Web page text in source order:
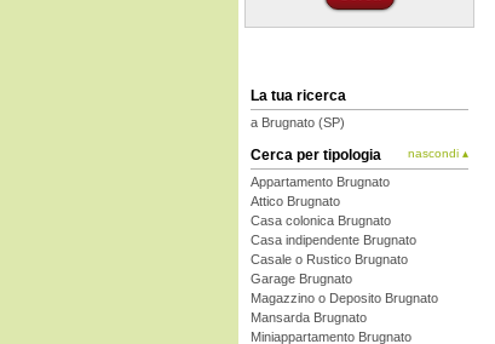
La tua ricerca
a Brugnato (SP)
Cerca per tipologia nascondi ▴
Appartamento Brugnato
Attico Brugnato
Casa colonica Brugnato
Casa indipendente Brugnato
Casale o Rustico Brugnato
Garage Brugnato
Magazzino o Deposito Brugnato
Mansarda Brugnato
Miniappartamento Brugnato